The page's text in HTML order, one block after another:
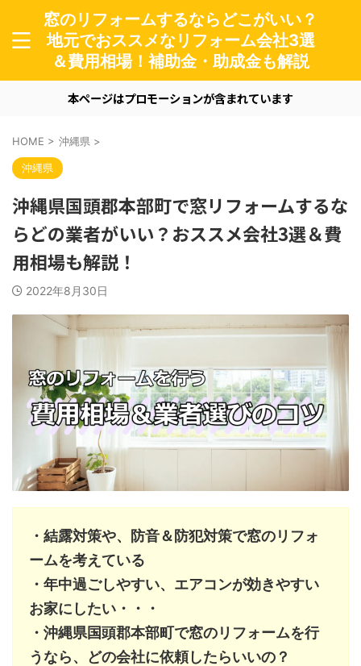
窓のリフォームするならどこがいい？
地元でおススメなリフォーム会社3選
＆費用相場！補助金・助成金も解説
本ページはプロモーションが含まれています
HOME > 沖縄県 >
沖縄県
沖縄県国頭郡本部町で窓リフォームするな
らどの業者がいい？おススメ会社3選＆費
用相場も解説！
2022年8月30日
・結露対策や、防音＆防犯対策で窓のリフォ
ームを考えている
・年中過ごしやすい、エアコンが効きやすい
お家にしたい・・・
・沖縄県国頭郡本部町で窓のリフォームを行
うなら、どの会社に依頼したらいいの？